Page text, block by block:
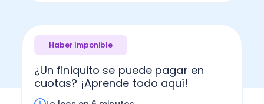
Haber Imponible
¿Un finiquito se puede pagar en
cuotas? ¡Aprende todo aquí!